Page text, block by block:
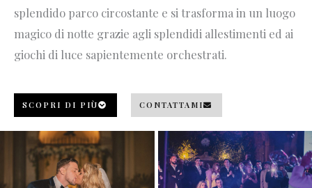
splendido parco circostante e si trasforma in un luogo
magico di notte grazie agli splendidi allestimenti ed ai
giochi di luce sapientemente orchestrati.
SCOPRI DI PIÙ CONTATTAMI